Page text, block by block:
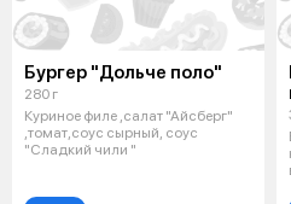
Бургер "Дольче поло"
280 г
Куриное филе ,салат "Айсберг"
,томат,соус сырный, соус
"Сладкий чили "